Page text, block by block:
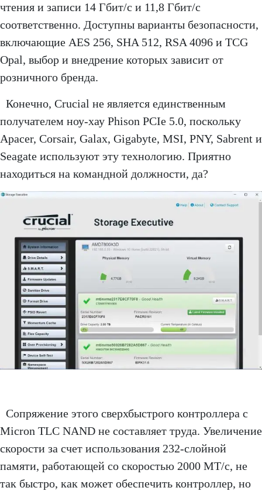
чтения и записи 14 Гбит/с и 11,8 Гбит/с
соответственно. Доступны варианты безопасности,
включающие AES 256, SHA 512, RSA 4096 и TCG
Opal, выбор и внедрение которых зависит от
розничного бренда.
Конечно, Crucial не является единственным
получателем ноу-хау Phison PCIe 5.0, поскольку
Apacer, Corsair, Galax, Gigabyte, MSI, PNY, Sabrent и
Seagate используют эту технологию. Приятно
находиться на командной должности, да?
Сопряжение этого сверхбыстрого контроллера с
Micron TLC NAND не составляет труда. Увеличение
скорости за счет использования 232-слойной
памяти, работающей со скоростью 2000 МТ/с, не
так быстро, как может обеспечить контроллер, но